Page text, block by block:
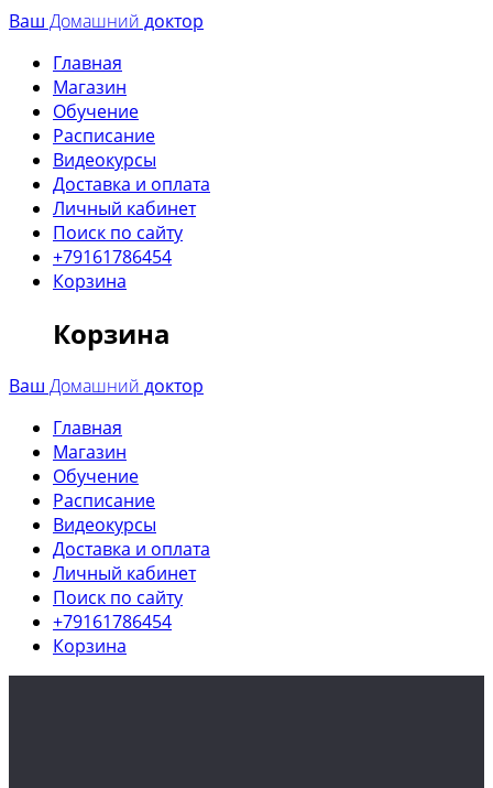
Перейти
контенту
Ваш Домашний доктор
Главная
Магазин
Обучение
Расписание
Видеокурсы
Доставка и оплата
Личный кабинет
Поиск по сайту
+79161786454
Корзина
Корзина
Ваш Домашний доктор
Главная
Магазин
Обучение
Расписание
Видеокурсы
Доставка и оплата
Личный кабинет
Поиск по сайту
+79161786454
Корзина